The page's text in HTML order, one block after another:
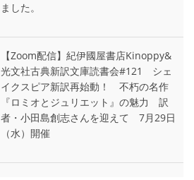
ました。
【Zoom配信】紀伊國屋書店Kinoppy&
光文社古典新訳文庫読書会#121 シェ
イクスピア新訳再始動！ 不朽の名作
『ロミオとジュリエット』の魅力 訳
者・小田島創志さんを迎えて 7月29日
（水）開催